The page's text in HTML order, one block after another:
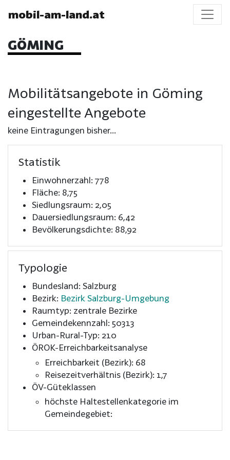
mobil-am-land.at
GÖMING
Mobilitätsangebote in Göming
eingestellte Angebote
keine Eintragungen bisher...
Statistik
Einwohnerzahl: 778
Fläche: 8,75
Siedlungsraum: 2,05
Dauersiedlungsraum: 6,42
Bevölkerungsdichte: 88,92
Typologie
Bundesland: Salzburg
Bezirk: Bezirk Salzburg-Umgebung
Raumtyp: zentrale Bezirke
Gemeindekennzahl: 50313
Urban-Rural-Typ: 210
ÖROK-Erreichbarkeitsanalyse
Erreichbarkeit (Bezirk): 68
Reisezeitverhältnis (Bezirk): 1,7
ÖV-Güteklassen
höchste Haltestellenkategorie im
Gemeindegebiet: